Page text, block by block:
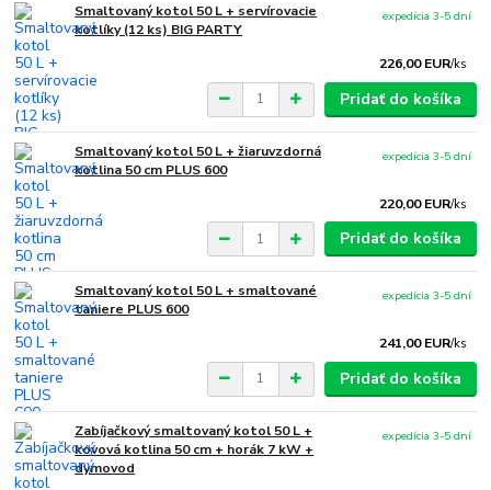
Smaltovaný kotol 50 L + servírovacie
kotlíky (12 ks) BIG PARTY
226,00 EUR/ks
expedícia 3-5 dní
Pridať do košíka
Smaltovaný kotol 50 L + žiaruvzdorná
kotlina 50 cm PLUS 600
220,00 EUR/ks
expedícia 3-5 dní
Pridať do košíka
Smaltovaný kotol 50 L + smaltované
taniere PLUS 600
241,00 EUR/ks
expedícia 3-5 dní
Pridať do košíka
Zabíjačkový smaltovaný kotol 50 L +
kovová kotlina 50 cm + horák 7 kW +
dymovod
expedícia 3-5 dní